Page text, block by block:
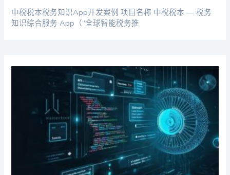
中税税本税务知识App开发案例 项目名称 中税税本 — 税务
知识综合服务 App（”全球智能税务推